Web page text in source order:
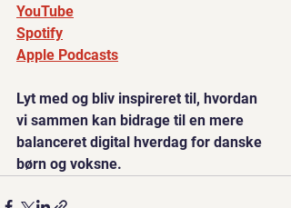
YouTube
Spotify
Apple Podcasts
Lyt med og bliv inspireret til, hvordan
vi sammen kan bidrage til en mere
balanceret digital hverdag for danske
børn og voksne.